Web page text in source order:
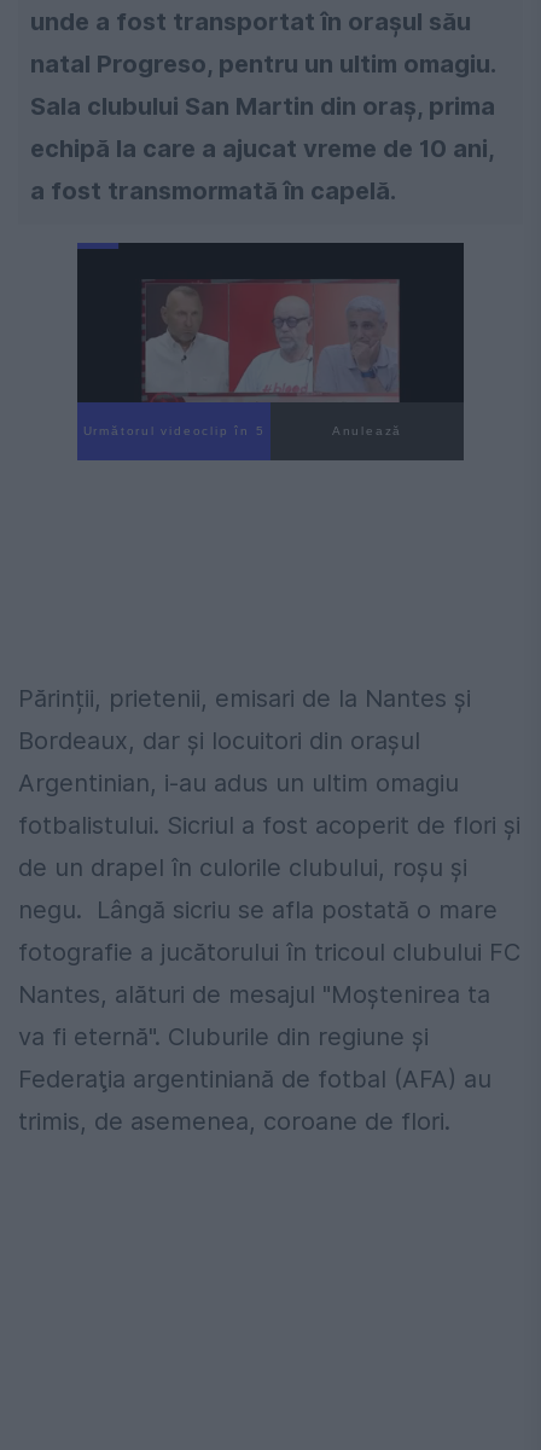
unde a fost transportat în oraşul său
natal Progreso, pentru un ultim omagiu.
Sala clubului San Martin din oraș, prima
echipă la care a ajucat vreme de 10 ani,
a fost transmormată în capelă.
Următorul videoclip în 4 Anulează
Părinții, prietenii, emisari de la Nantes și
Bordeaux, dar și locuitori din orașul
Argentinian, i-au adus un ultim omagiu
fotbalistului. Sicriul a fost acoperit de flori și
de un drapel în culorile clubului, roșu și
negu. Lângă sicriu se afla postată o mare
fotografie a jucătorului în tricoul clubului FC
Nantes, alături de mesajul "Moştenirea ta
va fi eternă". Cluburile din regiune şi
Federaţia argentiniană de fotbal (AFA) au
trimis, de asemenea, coroane de flori.